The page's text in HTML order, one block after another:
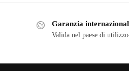
Garanzia
Valida nel paese di